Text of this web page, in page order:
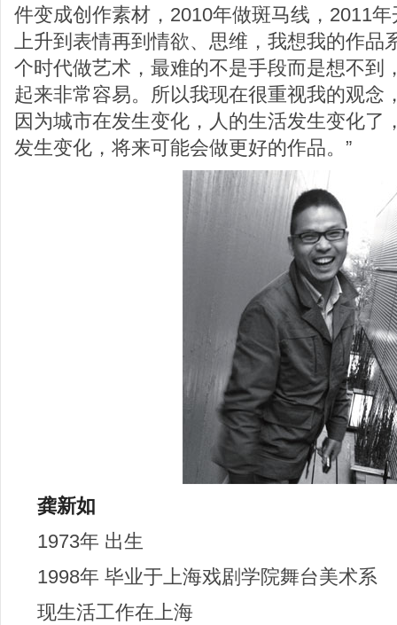
件变成创作素材，2010年做斑马线，2011
上升到表情再到情欲、思维，我想我的作品
个时代做艺术，最难的不是手段而是想不到
起来非常容易。所以我现在很重视我的观念
因为城市在发生变化，人的生活发生变化了
发生变化，将来可能会做更好的作品。”
龚新如
1973年 出生
1998年 毕业于上海戏剧学院舞台美术系
现生活工作在上海